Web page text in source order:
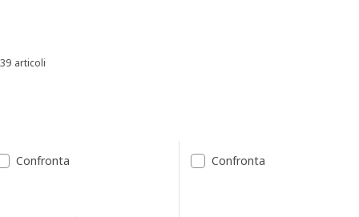
Ordina e filtra
39 articoli
Elenco dei risultati
Confronta Confronta